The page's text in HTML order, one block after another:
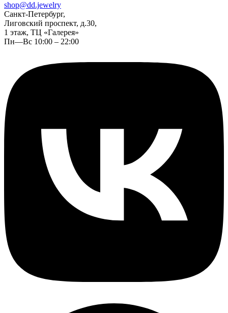
shop@dd.jewelry
Санкт-Петербург,
Лиговский проспект, д.30,
1 этаж, ТЦ «Галерея»
Пн—Вс 10:00 – 22:00